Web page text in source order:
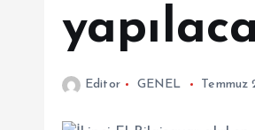
Editor GENEL Temmuz